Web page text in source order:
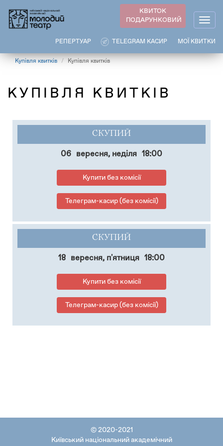
основного
КВИТОК
ПОДАРУНКОВИЙ
МОЇ КВИТКИ
TELEGRAM КАСИР
РЕПЕРТУАР
Купівля квитків Купівля квитків
КУПІВЛЯ КВИТКІВ
СКУПИЙ
06 вересня, неділя 18:00
Купити без комісії
Телеграм-касир (без комісії)
СКУПИЙ
18 вересня, п'ятниця 18:00
Купити без комісії
Телеграм-касир (без комісії)
© 2020-2021
Київський національний академічний